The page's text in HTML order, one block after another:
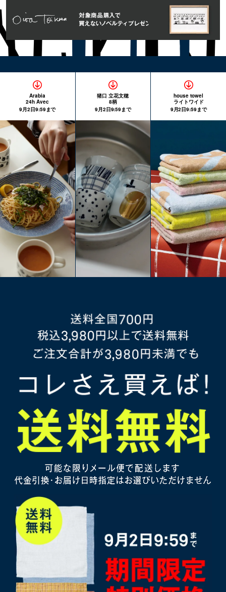
Arabia
24h Avec
9月2日9:59まで
猪口 立花文穂
8柄
9月2日9:59まで
house towel
ライトワイド
9月2日9:59まで